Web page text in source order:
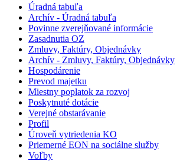
Úradná tabuľa
Archív - Úradná tabuľa
Povinne zverejňované informácie
Zasadnutia OZ
Zmluvy, Faktúry, Objednávky
Archív - Zmluvy, Faktúry, Objednávky
Hospodárenie
Prevod majetku
Miestny poplatok za rozvoj
Poskytnuté dotácie
Verejné obstarávanie
Profil
Úroveň vytriedenia KO
Priemerné EON na sociálne služby
Voľby